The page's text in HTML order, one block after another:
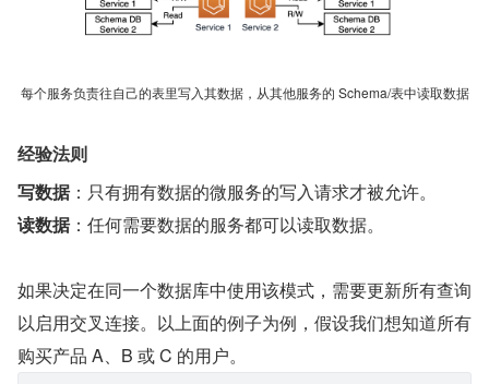
每个服务负责往自己的表里写入其数据，从其他服务的 Schema/表中读取数据
经验法则
写数据：只有拥有数据的微服务的写入请求才被允许。
读数据：任何需要数据的服务都可以读取数据。
如果决定在同一个数据库中使用该模式，需要更新所有查询
以启用交叉连接。以上面的例子为例，假设我们想知道所有
购买产品 A、B 或 C 的用户。